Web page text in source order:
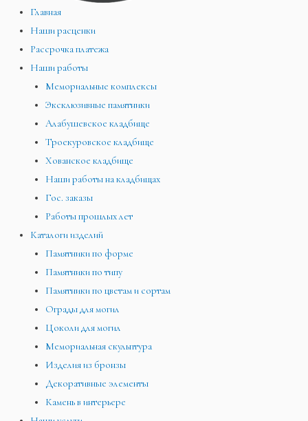
Главная
Наши расценки
Рассрочка платежа
Наши работы
Мемориальные комплексы
Эксклюзивные памятники
Алабушевское кладбище
Троекуровское кладбище
Хованское кладбище
Наши работы на кладбищах
Гос. заказы
Работы прошлых лет
Каталоги изделий
Памятники по форме
Памятники по типу
Памятники по цветам и сортам
Ограды для могил
Цоколи для могил
Мемориальная скульптура
Изделия из бронзы
Декоративные элементы
Камень в интерьере